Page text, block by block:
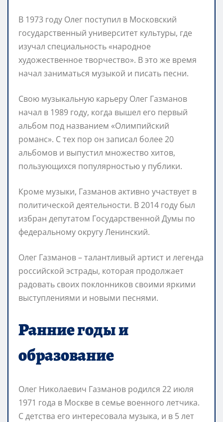
В 1973 году Олег поступил в Московский
государственный университет культуры, где
изучал специальность «народное
художественное творчество». В это же время
начал заниматься музыкой и писать песни.
Свою музыкальную карьеру Олег Газманов
начал в 1989 году, когда вышел его первый
альбом под названием «Олимпийский
романс». С тех пор он записал более 20
альбомов и выпустил множество хитов,
пользующихся популярностью у публики.
Кроме музыки, Газманов активно участвует в
политической деятельности. В 2014 году был
избран депутатом Государственной Думы по
федеральному округу Ленинский.
Олег Газманов – талантливый артист и легенда
российской эстрады, которая продолжает
радовать своих поклонников своими яркими
выступлениями и новыми песнями.
Ранние годы и
образование
Олег Николаевич Газманов родился 22 июля
1971 года в Москве в семье военного летчика.
С детства его интересовала музыка, и в 5 лет